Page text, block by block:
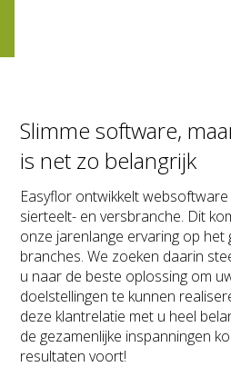
Slimme software,
is net zo belangrijk
Easyflor ontwikkelt
sierteelt- en versbranche. Dit
onze jarenlange ervaring op het
branches. We zoeken daarin
u naar de beste oplossing om
doelstellingen te kunnen
deze klantrelatie met u heel
de gezamenlijke inspanningen
resultaten voort!